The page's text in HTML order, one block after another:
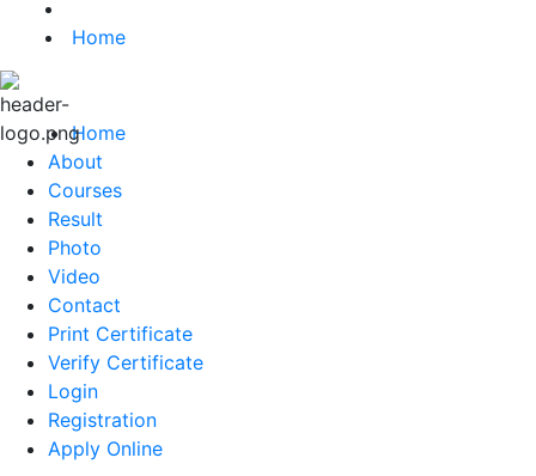
Home
Home
About
Courses
Result
Photo
Video
Contact
Print Certificate
Verify Certificate
Login
Registration
Apply Online